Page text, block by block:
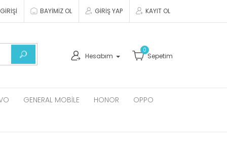
BAYİMİZ OL GİRİŞ YAP KAYIT OL
Hesabım
0
Sepetim
GENERAL MOBILE HONOR OPPO